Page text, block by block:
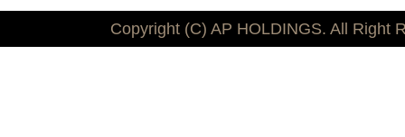
Copyright (C) AP HOLDINGS. All Right